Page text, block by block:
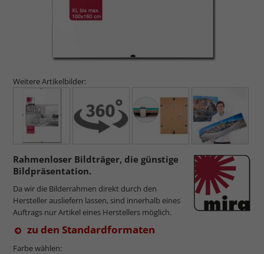
Weitere Artikelbilder:
Rahmenloser Bildträger, die günstige
Bildpräsentation.
Da wir die Bilderrahmen direkt durch den
Hersteller ausliefern lassen, sind innerhalb eines
Auftrags nur Artikel eines Herstellers möglich.
zu den Standardformaten
Farbe wählen: